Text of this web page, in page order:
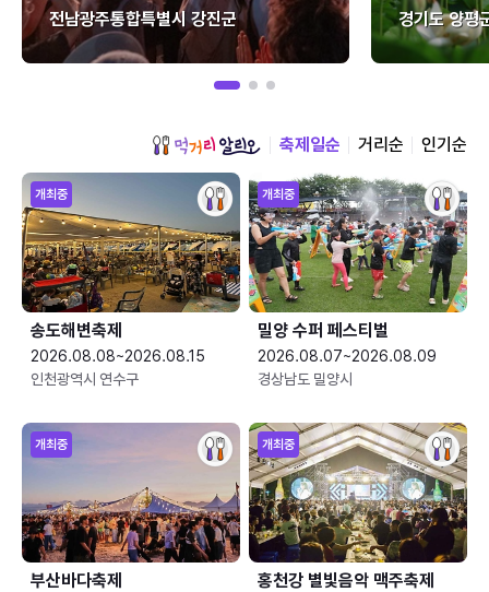
전남광주통합특별시 강진군
경기도 양평
축제일순 거리순 인기순
개최중
송도해변축제
2026.08.08~2026.08.15
인천광역시 연수구
개최중
밀양 수퍼 페스티벌
2026.08.07~2026.08.09
경상남도 밀양시
개최중
부산바다축제
개최중
홍천강 별빛음악 맥주축제